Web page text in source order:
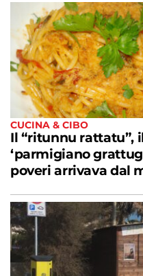
CUCINA & CIBO
Il “ritunnu rattatu”,
‘parmigiano
poveri arrivava dal